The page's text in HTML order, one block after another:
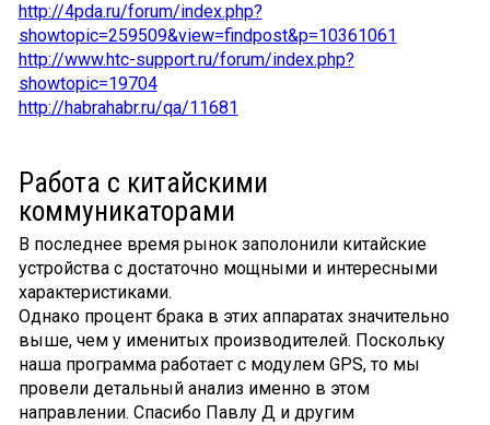
http://4pda.ru/forum/index.php?
showtopic=259509&view=findpost&p=10361061
http://www.htc-support.ru/forum/index.php?
showtopic=19704
http://habrahabr.ru/qa/11681
Работа с китайскими
коммуникаторами
В последнее время рынок заполонили китайские
устройства с достаточно мощными и интересными
характеристиками.
Однако процент брака в этих аппаратах значительно
выше, чем у именитых производителей. Поскольку
наша программа работает с модулем GPS, то мы
провели детальный анализ именно в этом
направлении. Спасибо Павлу Д и другим